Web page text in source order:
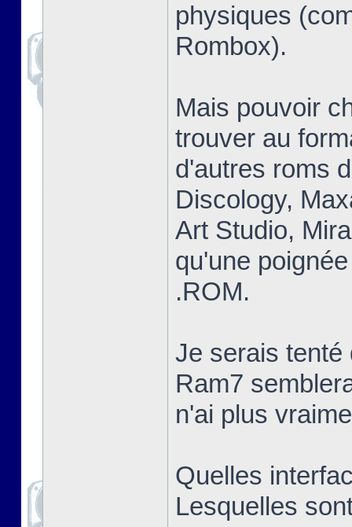
physiques
Rombox).
Mais pouvoir
trouver au
d'autres roms
Discology,
Art Studio,
qu'une
.ROM.
Je serais tenté
Ram7
n'ai plus
Quelles
Lesquelles